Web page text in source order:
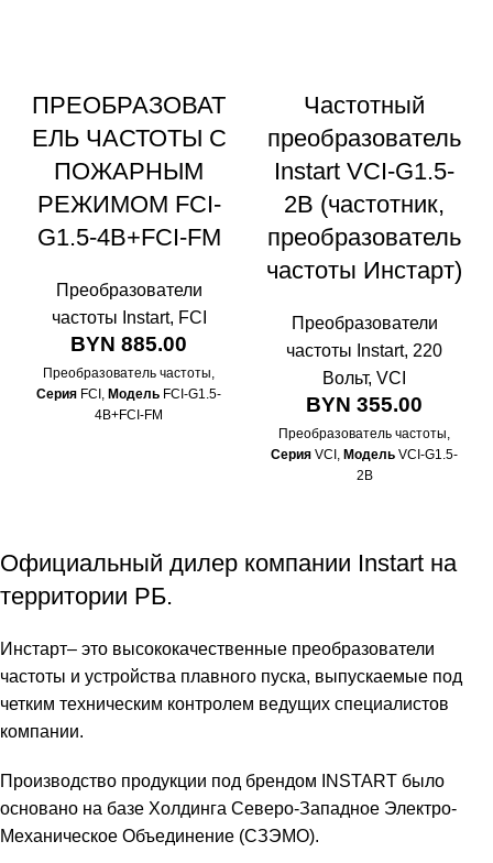
ПРЕОБРАЗОВАТ
ЕЛЬ ЧАСТОТЫ С
ПОЖАРНЫМ
РЕЖИМОМ FCI-
G1.5-4B+FCI-FM
Преобразователи
частоты Instart, FCI
BYN 885.00
Преобразователь частоты,
Серия FCI, Модель FCI-G1.5-
4B+FCI-FM
Частотный
преобразователь
Instart VCI-G1.5-
2B (частотник,
преобразователь
частоты Инстарт)
Преобразователи
частоты Instart, 220
Вольт, VCI
BYN 355.00
Преобразователь частоты,
Серия VCI, Модель VCI-G1.5-
2B
Официальный дилер компании Instart на
территории РБ.
Инстарт– это высококачественные преобразователи
частоты и устройства плавного пуска, выпускаемые под
четким техническим контролем ведущих специалистов
компании.
Производство продукции под брендом INSTART было
основано на базе Холдинга Северо-Западное Электро-
Механическое Объединение (СЗЭМО).